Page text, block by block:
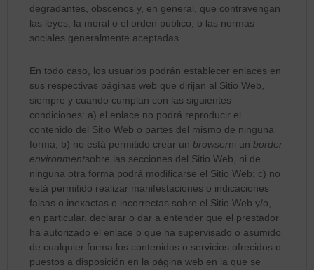
degradantes, obscenos y, en general, que contravengan
las leyes, la moral o el orden público, o las normas
sociales generalmente aceptadas.
En todo caso, los usuarios podrán establecer enlaces en
sus respectivas páginas web que dirijan al Sitio Web,
siempre y cuando cumplan con las siguientes
condiciones: a) el enlace no podrá reproducir el
contenido del Sitio Web o partes del mismo de ninguna
forma; b) no está permitido crear un browserni un border
environmentsobre las secciones del Sitio Web, ni de
ninguna otra forma podrá modificarse el Sitio Web; c) no
está permitido realizar manifestaciones o indicaciones
falsas o inexactas o incorrectas sobre el Sitio Web y/o,
en particular, declarar o dar a entender que el prestador
ha autorizado el enlace o que ha supervisado o asumido
de cualquier forma los contenidos o servicios ofrecidos o
puestos a disposición en la página web en la que se